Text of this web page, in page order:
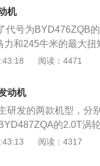
止到2019年9月，市
元-11.98万元，二手价
宽高为
涡轮增压发动机，最
6挡双离合变速箱。
机
代号为BYD476ZQB
力和245牛米的最大
1600到4000转每分钟
是一款颜值比较高的
max的长宽高分别是
款车上市后凭借较高
max的指导价格为
的空间大，乘坐舒适
阅读：4471
动机
研发的两款机型，分
的2.0T涡
欢。大灯挺漂亮的，
阅读：4317